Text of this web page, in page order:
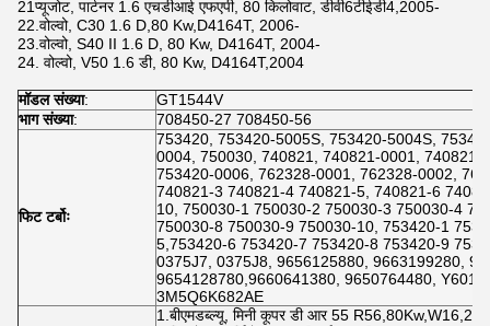
21प्यूजोट, पार्टनर 1.6 एचडीआई एफएपी, 80 किलोवाट, डीवी6टीईडी4,2005-
22.वोल्वो, C30 1.6 D,80 Kw,D4164T, 2006-
23.वोल्वो, S40 II 1.6 D, 80 Kw, D4164T, 2004-
24. वोल्वो, V50 1.6 डी, 80 Kw, D4164T,2004
मॉडल संख्या:
GT1544V
भाग संख्या: 708450-27 708450-56
फिट टर्बोः
753420, 753420-5005S, 753420-5004S,
0004, 750030, 740821, 740821-0001,
753420-0006, 762328-0001, 762328-0002,
740821-3 740821-4 740821-5, 740821-6
10, 750030-1 750030-2 750030-3 750030-4
750030-8 750030-9 750030-10, 753420-1
5,753420-6 753420-7 753420-8 753420-9
0375J7, 0375J8, 9656125880, 9663199280,
9654128780,9660641380, 9650764480,
3M5Q6K682AE
1.बीएमडब्ल्यू, मिनी कूपर डी आर 55